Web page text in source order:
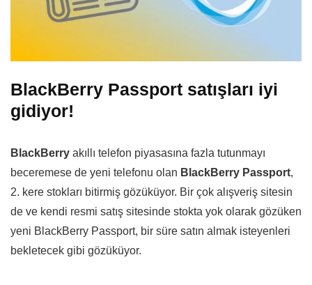
BlackBerry Passport satışları iyi
gidiyor!
BlackBerry akıllı telefon piyasasına fazla tutunmayı
beceremese de yeni telefonu olan BlackBerry Passport,
2. kere stokları bitirmiş gözüküyor. Bir çok alışveriş sitesin
de ve kendi resmi satış sitesinde stokta yok olarak gözüken
yeni BlackBerry Passport, bir süre satın almak isteyenleri
bekletecek gibi gözüküyor.